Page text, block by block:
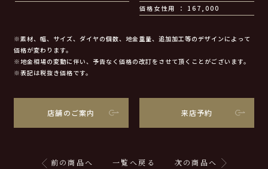
価格女性用
167,000
※素材、幅、サイズ、ダイヤの個数、地金重量、追加加工等のデザインによって
価格が変わります。
※地金相場の変動に伴い、予告なく価格の改訂をさせて頂くことがございます。
※表記は税抜き価格です。
店舗のご案内 来店予約
前の商品へ 一覧へ戻る 次の商品へ